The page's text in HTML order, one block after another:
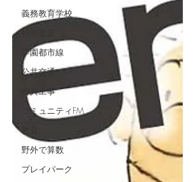
義務教育学校
特別支援
学園都市線
公共交通
公共工事
コミュニティFM
教育
野外で算数
プレイパーク